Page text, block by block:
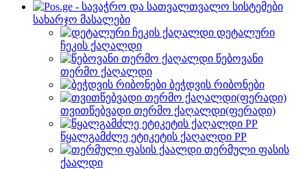
სახარჯო მასალები
დეტალური
ჩეკის ქაღალდი
წებოვანი
თერმო ქაღალდი
ბეჭდვის რიბონები
თვითწებვადი თერმო ქაღალდი(ფერადი)
წყალგამძლე ეტიკეტის ქაღალდი PP
თერმული ფასის
ქაალდი